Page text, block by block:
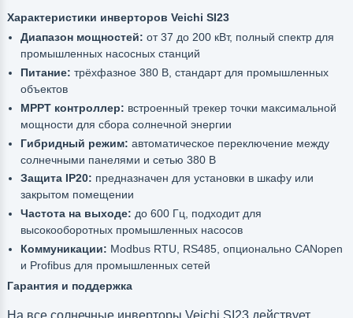
Характеристики инверторов Veichi SI23
Диапазон мощностей: от 37 до 200 кВт, полный спектр для
промышленных насосных станций
Питание: трёхфазное 380 В, стандарт для промышленных
объектов
MPPT контроллер: встроенный трекер точки максимальной
мощности для сбора солнечной энергии
Гибридный режим: автоматическое переключение между
солнечными панелями и сетью 380 В
Защита IP20: предназначен для установки в шкафу или
закрытом помещении
Частота на выходе: до 600 Гц, подходит для
высокооборотных промышленных насосов
Коммуникации: Modbus RTU, RS485, опционально CANopen
и Profibus для промышленных сетей
Гарантия и поддержка
На все солнечные инверторы Veichi SI23 действует